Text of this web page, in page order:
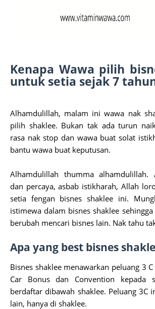
Kenapa Wawa pilih
untuk setia sejak 7
Alhamdulillah, malam ini wawa nak
pilih shaklee. Bukan tak ada turun
rasa nak stop dan wawa buat solat
bantu wawa buat keputusan.
Alhamdulillah thumma alhamdulillah.
dan percaya, asbab istikharah, Allah
setia fengan bisnes shaklee ini.
istimewa dalam bisnes shaklee
berubah mencari bisnes lain. Nak tahu
Apa yang best bisnes
Bisnes shaklee menawarkan peluang 3
Car Bonus dan Convention kepada
berdaftar dibawah shaklee. Peluang 3C
lain, hanya di shaklee.